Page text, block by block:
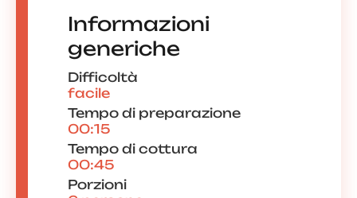
Informazioni
generiche
Difficoltà
facile
Tempo di preparazione
00:15
Tempo di cottura
00:45
Porzioni